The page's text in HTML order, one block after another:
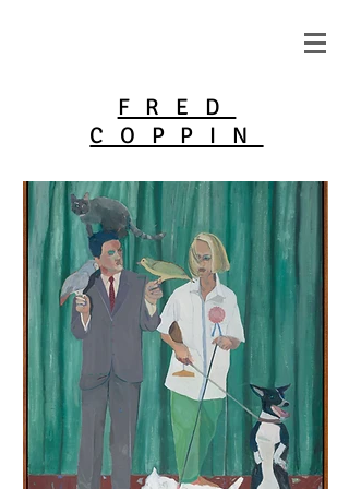
FRED
COPPIN